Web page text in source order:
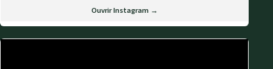
Ouvrir Instagram →